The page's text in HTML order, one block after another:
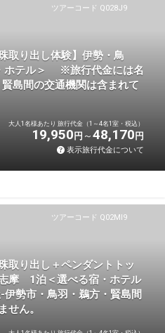
ツアーコード Q028J9
取り出し体験】伊勢・鳥
ホテル＞ ※旅行代金には名
島間の交通機関は含まれて
大人1名様あたり 旅行代金（1～4名1室・税込）
19,950 円 48,170 円
表示旅行代金について
ツアーコード Q02MI9
取り出し＋ペンダントトッ
摩 1泊＜選べる宿・ホテル
勢市・鳥羽・鵜方・賢島間
せん。